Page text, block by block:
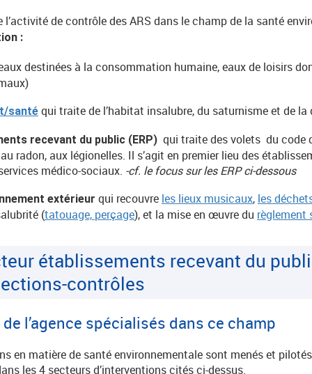
de contrôle des ARS dans le champ de la santé
:
destinées à la consommation humaine, eaux de loisirs
santé qui traite de l’habitat insalubre, du saturnisme et de la
recevant du public (ERP) qui traite des volets du code
radon, aux légionelles. Il s’agit en premier lieu des
médico-sociaux. -cf. le focus sur les ERP ci-dessous
extérieur qui recouvre les lieux musicaux, les
(tatouage, perçage), et la mise en œuvre du règlement
établissements recevant du
contrôles
l’agence spécialisés dans ce champ
en matière de santé environnementale sont menés et
les 4 secteurs d’interventions cités ci-dessus.